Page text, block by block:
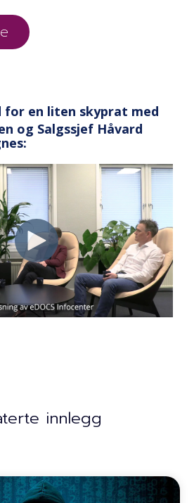
for en liten skyprat med
og Salgssjef Håvard
innlegg